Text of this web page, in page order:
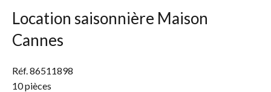
Location saisonnière Maison
Cannes
Réf. 86511898
10 pièces